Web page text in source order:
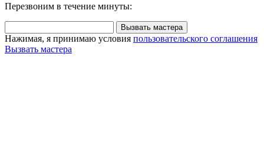
Перезвоним в течение минуты:
Вызвать мастера
Нажимая, я принимаю условия пользовательского соглашения
Вызвать мастера